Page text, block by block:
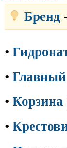
Бренд
•
•
• Корзина
•